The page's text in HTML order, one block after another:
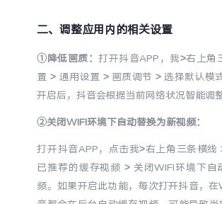
X Fold5
全部S机型 对
Y50 5G
iQOO 15 Ultra
iQOO Pad6 Pro
二、调整应用内的相关设置
①降低画质：打开抖音APP，我>右上角
置 > 通用设置 > 画质调节 > 选择默认模
开启后，抖音会根据当前网络状况智能调
②关闭WIFI环境下自动替换为新视频：
打开抖音APP，点击我>右上角三条横线
已推荐的缓存视频 > 关闭WIFI环境下自
频。如果开启此功能，每次打开抖音，